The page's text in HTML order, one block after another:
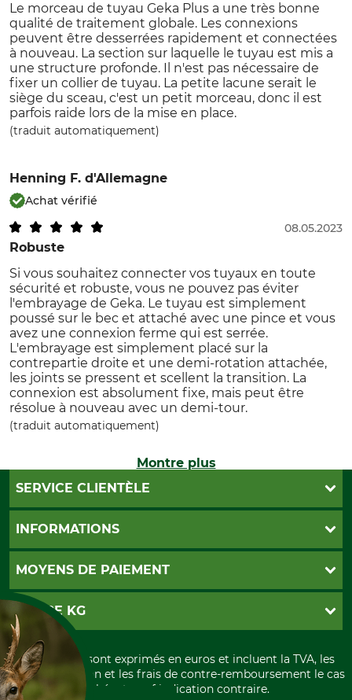
Le morceau de tuyau Geka Plus a une très bonne
qualité de traitement globale. Les connexions
peuvent être desserrées rapidement et connectées
à nouveau. La section sur laquelle le tuyau est mis a
une structure profonde. Il n'est pas nécessaire de
fixer un collier de tuyau. La petite lacune serait le
siège du sceau, c'est un petit morceau, donc il est
parfois raide lors de la mise en place.
(traduit automatiquement)
Henning F. d'Allemagne
Achat vérifié
Robuste
08.05.2023
Si vous souhaitez connecter vos tuyaux en toute
sécurité et robuste, vous ne pouvez pas éviter
l'embrayage de Geka. Le tuyau est simplement
poussé sur le bec et attaché avec une pince et vous
avez une connexion ferme qui est serrée.
L'embrayage est simplement placé sur la
contrepartie droite et une demi-rotation attachée,
les joints se pressent et scellent la transition. La
connexion est absolument fixe, mais peut être
résolue à nouveau avec un demi-tour.
(traduit automatiquement)
Montre plus
SERVICE CLIENTÈLE
Foire aux questions
Paramètres des cookies
INFORMATIONS
CGV
Conditions d'annulation
Formulaire de rétraction
Politique de confidentialité
Élimination et environnement
Rétractation de votre commande
MOYENS DE PAIEMENT
PayPal
Carte de crédit
Paiement á l'avance
GRUBE KG
Histoire
International
Portrait
Tous les prix sont exprimés en euros et incluent la TVA, les
frais d'expédition et les frais de contre-remboursement le cas
échéant, sauf indication contraire.